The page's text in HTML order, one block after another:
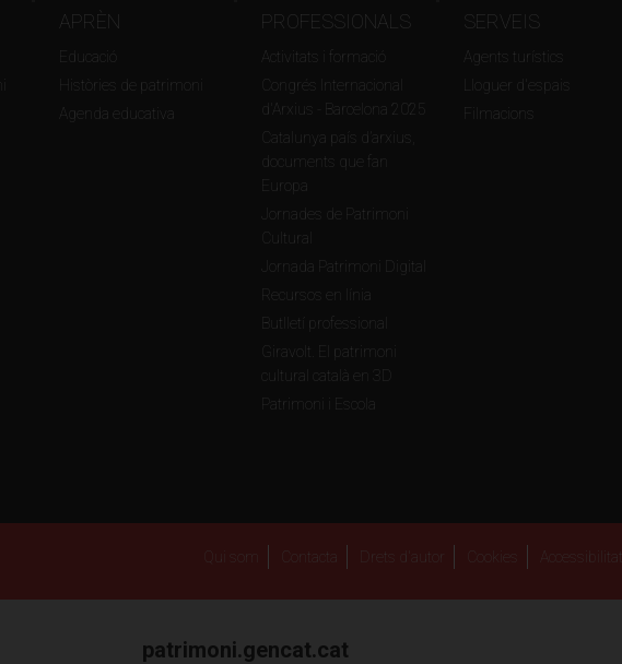
APRÈN
Educació
Històries de patrimoni
Agenda educativa
PROFESSIONALS
Activitats i formació
Congrés Internacional
d'Arxius - Barcelona 2025
Catalunya país d’arxius,
documents que fan
Europa
Jornades de Patrimoni
Cultural
Jornada Patrimoni Digital
Recursos en línia
Butlletí professional
Giravolt. El patrimoni
cultural català en 3D
Patrimoni i Escola
SERVEIS
Agents turístics
Lloguer d'espais
Filmacions
Qui som Contacta Drets d'autor Accessibilitat
patrimoni.gencat.cat